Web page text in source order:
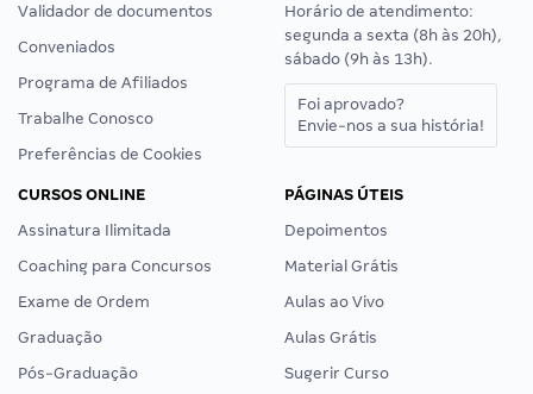
Validador de documentos
Conveniados
Programa de Afiliados
Trabalhe Conosco
Preferências de Cookies
Horário de atendimento:
segunda a sexta (8h às 20h),
sábado (9h às 13h).
Foi aprovado?
Envie-nos a sua história!
CURSOS ONLINE
Assinatura Ilimitada
Coaching para Concursos
Exame de Ordem
Graduação
Pós-Graduação
PÁGINAS ÚTEIS
Depoimentos
Material Grátis
Aulas ao Vivo
Aulas Grátis
Sugerir Curso